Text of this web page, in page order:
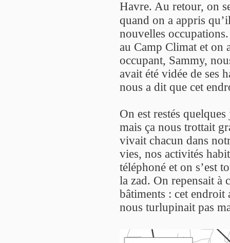
Havre. Au retour, on
quand on a appris
nouvelles
au Camp Climat et on
occupant, Sammy,
avait été vidée de ses
nous a dit que cet
On est restés
mais ça nous trottait
vivait chacun dans
vies, nos activités
téléphoné et on s’est
la zad. On repensait à
bâtiments : cet
nous turlupinait pas